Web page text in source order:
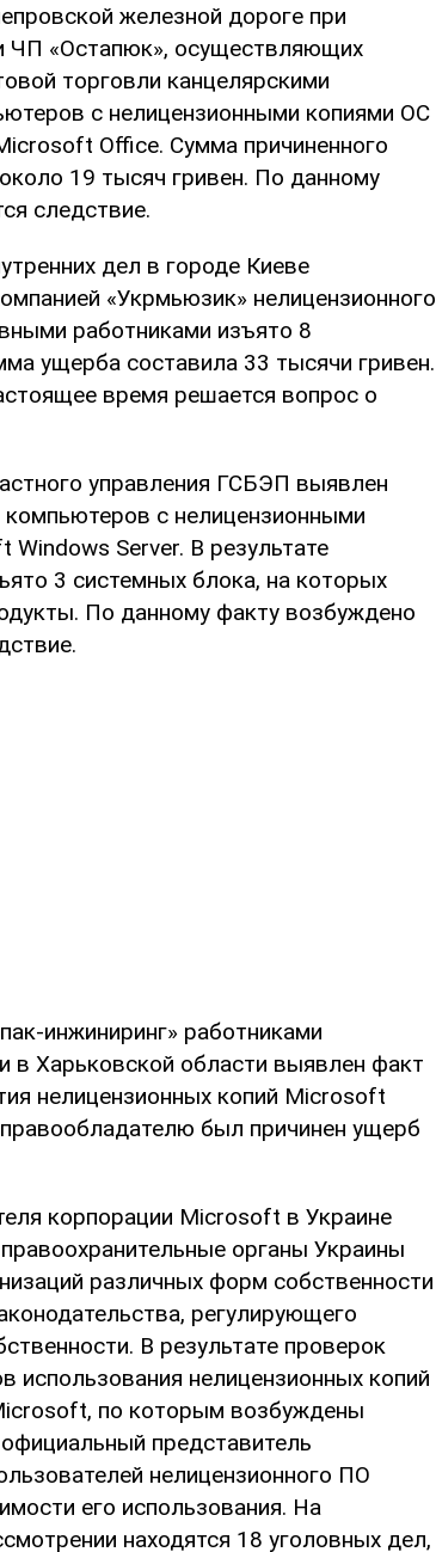
железной дороге при
ЧП «Остапюк», осуществляющих
торговли канцелярскими
с нелицензионными копиями ОС
Office. Сумма причиненного
19 тысяч гривен. По данному
следствие.
дел в городе Киеве
«Укрмьюзик» нелицензионного
работниками изъято 8
ущерба составила 33 тысячи гривен.
время решается вопрос о
управления ГСБЭП выявлен
с нелицензионными
Server. В результате
3 системных блока, на которых
По данному факту возбуждено
инжиниринг» работниками
в Харьковской области выявлен факт
нелицензионных копий Microsoft
был причинен ущерб
корпорации Microsoft в Украине
органы Украины
различных форм собственности
регулирующего
В результате проверок
использования нелицензионных копий
по которым возбуждены
представитель
нелицензионного ПО
его использования. На
находятся 18 уголовных дел,